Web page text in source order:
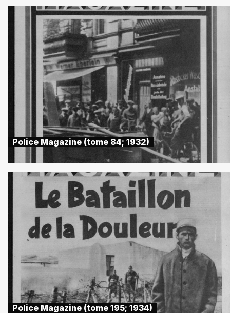
Police Magazine (tome 84; 1932)
Police Magazine (tome 195; 1934)